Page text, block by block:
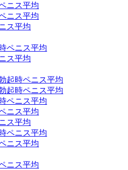
ニス平均
ニス平均
ス平均
ペニス平均
ス平均
起時ペニス平均
起時ペニス平均
ペニス平均
ニス平均
ス平均
ペニス平均
ニス平均
ニス平均